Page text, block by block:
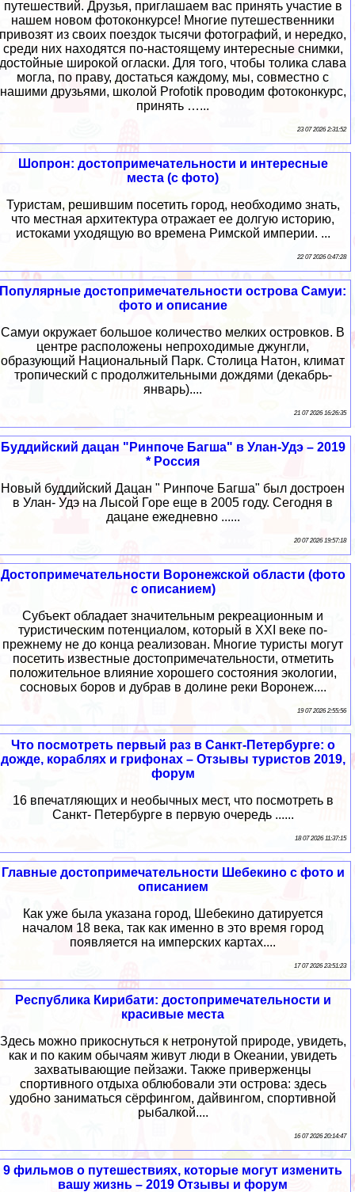
путешествий. Друзья, приглашаем вас принять участие в
нашем новом фотоконкурсе! Многие путешественники
привозят из своих поездок тысячи фотографий, и нередко,
среди них находятся по-настоящему интересные снимки,
достойные широкой огласки. Для того, чтобы толика слава
могла, по праву, достаться каждому, мы, совместно с
нашими друзьями, школой Profotik проводим фотоконкурс,
принять …...
23 07 2026 2:31:52
Шопрон: достопримечательности и интересные
места (с фото)
Туристам, решившим посетить город, необходимо знать,
что местная архитектура отражает ее долгую историю,
истоками уходящую во времена Римской империи. ...
22 07 2026 0:47:28
Популярные достопримечательности острова Самуи:
фото и описание
Самуи окружает большое количество мелких островков. В
центре расположены непроходимые джунгли,
образующий Национальный Парк. Столица Натон, климат
тропический с продолжительными дождями (декабрь-
январь)....
21 07 2026 16:26:35
Буддийский дацан "Ринпоче Багша" в Улан-Удэ – 2019
* Россия
Новый буддийский Дацан " Ринпоче Багша" был достроен
в Улан- Удэ на Лысой Горе еще в 2005 году. Сегодня в
дацане ежедневно ......
20 07 2026 19:57:18
Достопримечательности Воронежской области (фото
с описанием)
Субъект обладает значительным рекреационным и
туристическим потенциалом, который в XXI веке по-
прежнему не до конца реализован. Многие туристы могут
посетить известные достопримечательности, отметить
положительное влияние хорошего состояния экологии,
сосновых боров и дубрав в долине реки Воронеж....
19 07 2026 2:55:56
Что посмотреть первый раз в Санкт-Петербурге: о
дожде, кораблях и грифонах – Отзывы туристов 2019,
форум
16 впечатляющих и необычных мест, что посмотреть в
Санкт- Петербурге в первую очередь ......
18 07 2026 11:37:15
Главные достопримечательности Шебекино с фото и
описанием
Как уже была указана город, Шебекино датируется
началом 18 века, так как именно в это время город
появляется на имперских картах....
17 07 2026 23:51:23
Республика Кирибати: достопримечательности и
красивые места
Здесь можно прикоснуться к нетронутой природе, увидеть,
как и по каким обычаям живут люди в Океании, увидеть
захватывающие пейзажи. Также приверженцы
спортивного отдыха облюбовали эти острова: здесь
удобно заниматься сёрфингом, дайвингом, спортивной
рыбалкой....
16 07 2026 20:14:47
9 фильмов о путешествиях, которые могут изменить
вашу жизнь – 2019 Отзывы и форум